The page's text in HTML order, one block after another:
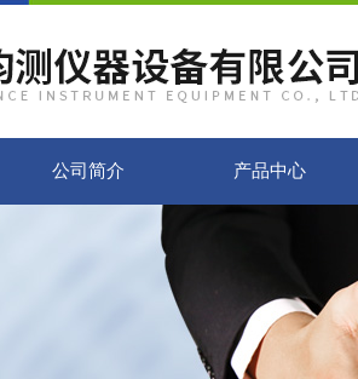
公司简介 产品中心